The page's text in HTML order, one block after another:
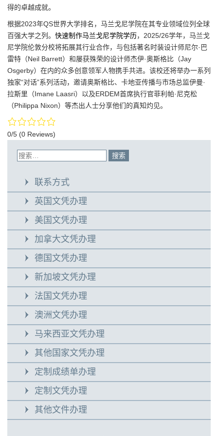
得的卓越成就。
根据2023年QS世界大学排名，马兰戈尼学院在其专业领域位列全球
百强大学之列。 快速制作马兰戈尼学院学历，2025/26学年，马兰戈
尼学院伦敦分校将拓展其行业合作，与包括著名时装设计师尼尔·巴
雷特（Neil Barrett）和屡获殊荣的设计师杰伊·奥斯格比（Jay
Osgerby）在内的众多创意领军人物携手共进。该校还将举办一系列
独家“对话”系列活动，邀请奥斯格比、卡地亚传播与市场总监伊曼·
拉斯里（Imane Laasri）以及ERDEM首席执行官菲利帕·尼克松
（Philippa Nixon）等杰出人士分享他们的真知灼见。
0/5 (0 Reviews)
联系方式
英国文凭办理
美国文凭办理
加拿大文凭办理
德国文凭办理
新加坡文凭办理
法国文凭办理
澳洲文凭办理
马来西亚文凭办理
其他国家文凭办理
定制成绩单办理
定制文凭办理
其他文件办理